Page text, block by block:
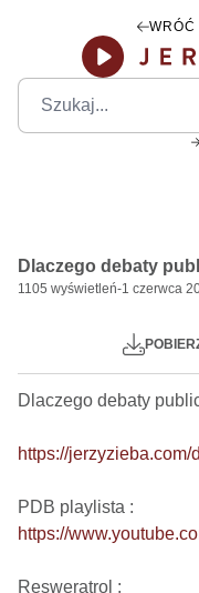
Dlaczego debaty
1105 wyświetleń-1 czerwca
Dlaczego debaty
https://
https://